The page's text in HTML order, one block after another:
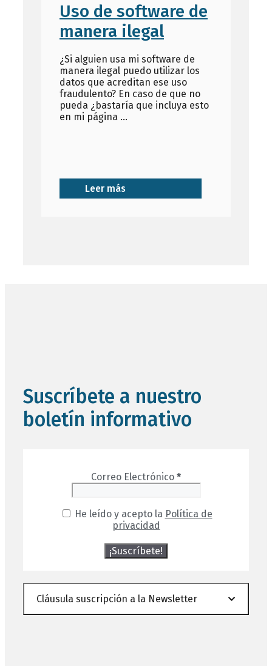
Uso de software de
manera ilegal
¿Si alguien usa mi software de
manera ilegal puedo utilizar los
datos que acreditan ese uso
fraudulento? En caso de que no
pueda ¿bastaría que incluya esto
en mi página …
Leer más
Suscríbete a nuestro
boletín informativo
Correo Electrónico *
He leído y acepto la Política de
privacidad
Cláusula suscripción a la Newsletter